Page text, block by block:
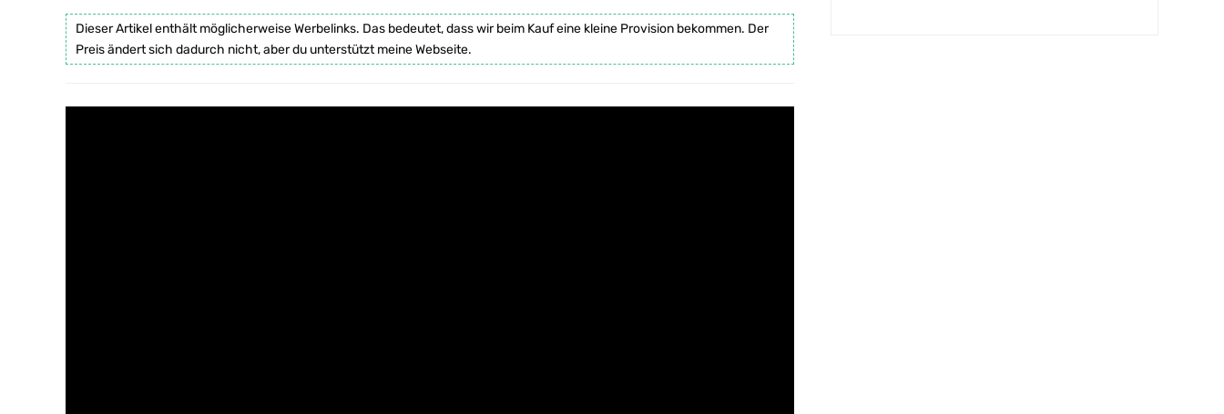
Dieser Artikel enthält möglicherweise Werbelinks. Das bedeutet, dass wir beim Kauf eine kleine Provision bekommen. Der
Preis ändert sich dadurch nicht, aber du unterstützt meine Webseite.